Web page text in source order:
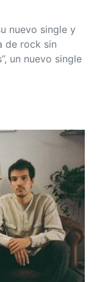
nuevo single y
de rock sin
un nuevo single